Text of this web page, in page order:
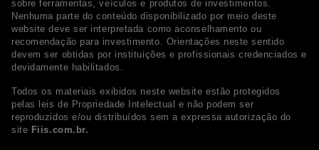
sobre ferramentas, veículos e produtos de investimentos.
Nenhuma parte do conteúdo disponibilizado por meio deste
website deve ser interpretada como aconselhamento ou
recomendação para investimento. Orientações neste sentido
devem ser obtidas por instituições e profissionais credenciados e
devidamente habilitados.
Todos os materiais exibidos neste website estão protegidos
pelas leis de Propriedade Intelectual e não podem ser
reproduzidos e/ou distribuídos sem a expressa autorização do
site Fiis.com.br.